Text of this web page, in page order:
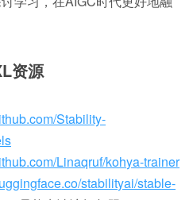
资源
Stability-
Linaqruf/kohya-trainer
stabilityai/stable-